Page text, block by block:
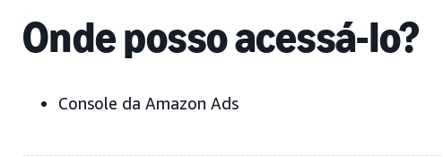
Onde posso acessá-lo?
Console da Amazon Ads